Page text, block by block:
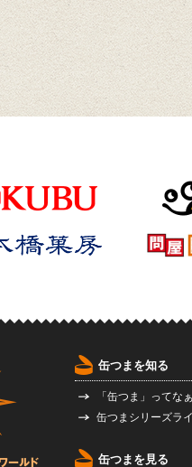
缶つまを知る
「缶つま」ってな
缶つまシリーズラ
缶つまを見る